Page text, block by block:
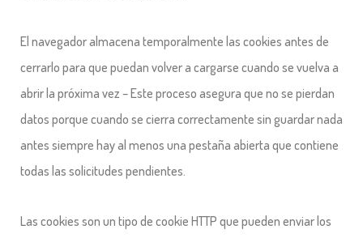
El navegador almacena temporalmente las cookies antes de
cerrarlo para que puedan volver a cargarse cuando se vuelva a
abrir la próxima vez – Este proceso asegura que no se pierdan
datos porque cuando se cierra correctamente sin guardar nada
antes siempre hay al menos una pestaña abierta que contiene
todas las solicitudes pendientes.
Las cookies son un tipo de cookie HTTP que pueden enviar los